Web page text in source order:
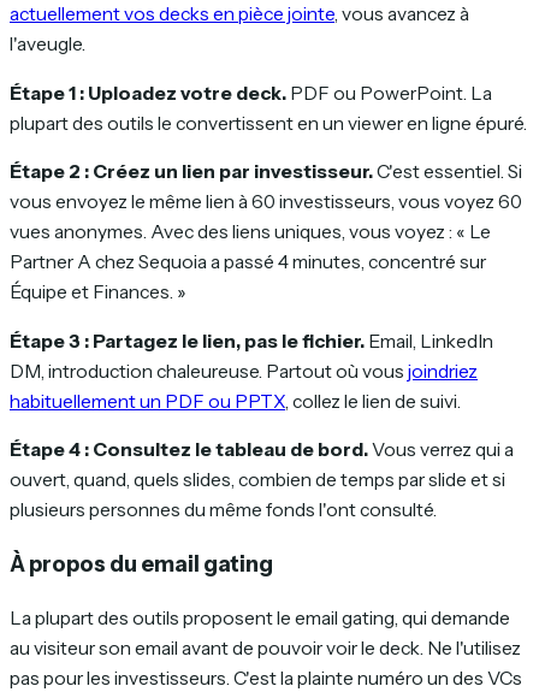
actuellement vos decks en pièce jointe, vous avancez à
l'aveugle.
Étape 1 : Uploadez votre deck. PDF ou PowerPoint. La
plupart des outils le convertissent en un viewer en ligne épuré.
Étape 2 : Créez un lien par investisseur.C'est essentiel. Si
vous envoyez le même lien à 60 investisseurs, vous voyez 60
vues anonymes. Avec des liens uniques, vous voyez : « Le
Partner A chez Sequoia a passé 4 minutes, concentré sur
Équipe et Finances. »
Étape 3 : Partagez le lien, pas le fichier. Email, LinkedIn
DM, introduction chaleureuse. Partout où vous joindriez
habituellement un PDF ou PPTX , collez le lien de suivi.
Étape 4 : Consultez le tableau de bord.Vous verrez qui a
ouvert, quand, quels slides, combien de temps par slide et si
plusieurs personnes du même fonds l'ont consulté.
À propos du email gating
La plupart des outils proposent le email gating, qui demande
au visiteur son email avant de pouvoir voir le deck. Ne l'utilisez
pas pour les investisseurs. C'est la plainte numéro un des VCs